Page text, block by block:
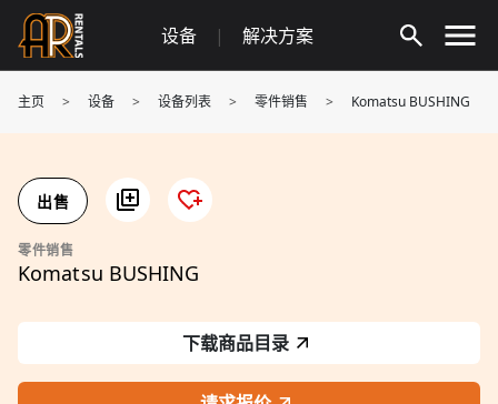
Skip
content
设备 | 解决方案
主页 > 设备 > 设备列表 > 零件销售 > Komatsu BUSHING
出售
零件销售
Komatsu BUSHING
下载商品目录